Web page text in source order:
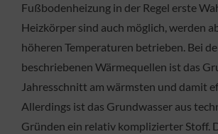
Fußbodenheizung in der Regel erste
Heizkörper sind auch möglich, werden
höheren Temperaturen betrieben. Bei
beschriebenen Wärmequellen ist das
Jahresschnitt am wärmsten und damit
Allerdings ist das Grundwasser aus
Gründen ein relativ komplizierter Stoff.